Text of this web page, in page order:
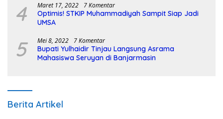
4 Maret 17, 2022 7 Komentar
Optimis! STKIP Muhammadiyah Sampit Siap Jadi
UMSA
5 Mei 8, 2022 7 Komentar
Bupati Yulhaidir Tinjau Langsung Asrama
Mahasiswa Seruyan di Banjarmasin
Berita Artikel